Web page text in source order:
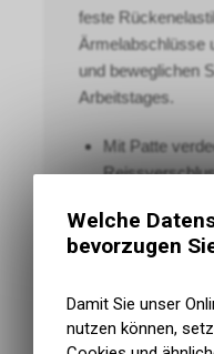
feste
Ärmelabschlüsse
und beweglichen
Arbeitstages.
Mit Patte
Zwei
Ärmelweite
Feste
Zwei
Welche
bevorzugen
Damit Sie unser
nutzen können,